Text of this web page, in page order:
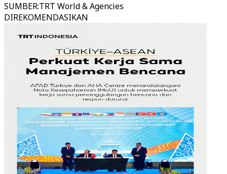
SUMBER:TRT World & Agencies
DIREKOMENDASIKAN